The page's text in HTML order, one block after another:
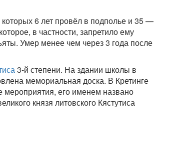
6 лет провёл в подполье и 35 —
в частности, запретило ему
Умер менее чем через 3 года после
3-й степени. На здании школы в
мемориальная доска. В Кретинге
мероприятия, его именем названо
князя литовского Кястутиса